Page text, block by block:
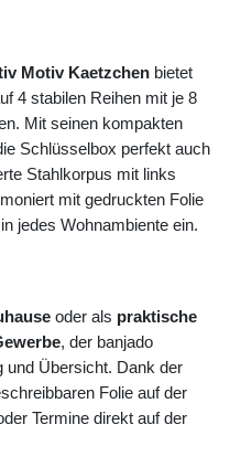
Motiv Kaetzchen bietet
4 stabilen Reihen mit je 8
Mit seinen kompakten
Schlüsselbox perfekt auch
Stahlkorpus mit links
mit gedruckten Folie
jedes Wohnambiente ein.
oder als praktische
, der banjado
und Übersicht. Dank der
Folie auf der
Termine direkt auf der